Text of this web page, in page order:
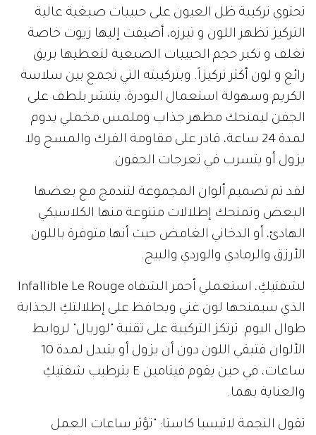
تحتوي تركيبة ظل العيون على حبيبات صبغية عالية
التركيز تظهر اللون و تبرزه، أضيفت إليها زيوت خاصة
تغلف و تكبر حجم الحبيبات الصبغية لتعطيها بريق
رائع و لون أكثر تركيزاً. وبتركيبته التي تجمع بين سلاسة
الكريم وسهولة استعمال البودرة، ينتشر بلطف على
الجفن ليمنحك مظهر جذاب وملمس مخملي يدوم
لمدة 24 ساعة، قادر على مقاومة الفرك والمسح ولا
يزول أو يتسرب في تعرجات الجفون.
لقد تم تصميم ألوان المجموعة لتندمج مع بعضها
البعض وتمنحك إطلالات متنوعة منها الكلاسيكي
الهادئ، أو الدخاني الغامض حيث أنها متوفرة باللون
الأرزق والرمادي والوردي والبيج.
لشفتيكِ، استعملي أحمر الشفاه Infallible Le Rouge
الذي سيمنحها لون غني ويحافظ على إطلالتكِ الجذابة
طوال اليوم. ترتكز التركيبة على تقنية "لوريال" لروابط
الألوان فتبقي اللون دون أن يزول أو يتبدل لمدة 10
ساعات، في حين يقوم فيتامين E بترطيب شفتيكِ
والعناية بهما.
تقول النجمة لاتيسيا كاستا: "تؤثر ساعات العمل